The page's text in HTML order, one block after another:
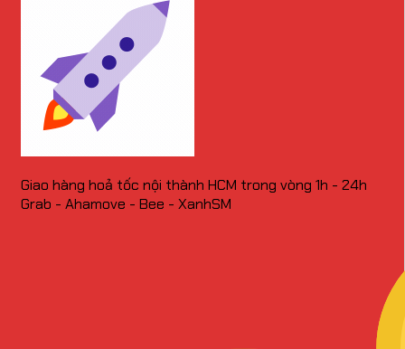
Giao hàng hoả tốc nội thành HCM trong vòng 1h - 24h
Grab - Ahamove - Bee - XanhSM